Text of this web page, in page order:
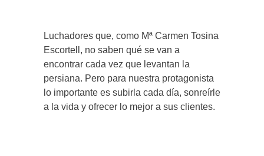
Luchadores que, como Mª Carmen Tosina
Escortell, no saben qué se van a
encontrar cada vez que levantan la
persiana. Pero para nuestra protagonista
lo importante es subirla cada día, sonreírle
a la vida y ofrecer lo mejor a sus clientes.